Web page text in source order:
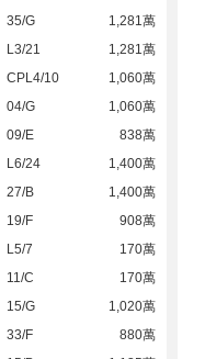
35/G
1,281萬
L3/21
1,281萬
CPL4/10
1,060萬
04/G
1,060萬
09/E
838萬
L6/24
1,400萬
27/B
1,400萬
19/F
908萬
L5/7
170萬
11/C
170萬
15/G
1,020萬
33/F
880萬